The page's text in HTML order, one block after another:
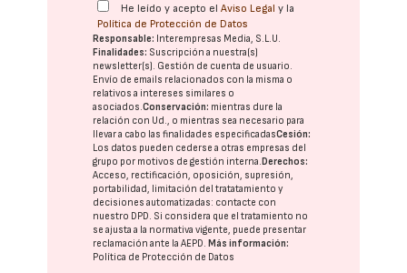
He leído y acepto elAviso Legal y la
Política de Protección de Datos
Responsable: Interempresas Media, S.L.U.
Finalidades: Suscripción a nuestra(s)
newsletter(s). Gestión de cuenta de usuario.
Envío de emails relacionados con la misma o
relativos a intereses similares o
asociados.Conservación: mientras dure la
relación con Ud., o mientras sea necesario para
llevar a cabo las finalidades especificadasCesión:
Los datos pueden cederse a otras empresas del
grupo por motivos de gestión interna.Derechos:
Acceso, rectificación, oposición, supresión,
portabilidad, limitación del tratatamiento y
decisiones automatizadas: contacte con
nuestro DPD. Si considera que el tratamiento no
se ajusta a la normativa vigente, puede presentar
reclamación ante laAEPD.Más información:
Política de Protección de Datos